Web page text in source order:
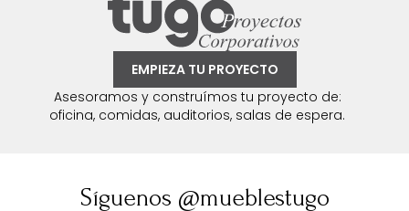
EMPIEZA TU PROYECTO
Asesoramos y construímos tu proyecto de:
oficina, comidas, auditorios, salas de espera.
Síguenos @mueblestugo